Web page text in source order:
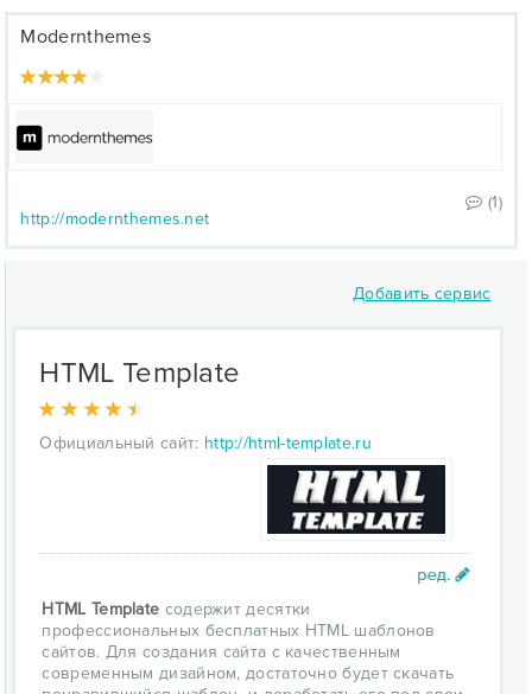
Modernthemes
(1)
http://modernthemes.net
Добавить сервис
HTML Template
Официальный сайт: http://html-template.ru
HTML Template содержит десятки
профессиональных бесплатных HTML шаблонов
сайтов. Для создания сайта с качественным
современным дизайном, достаточно будет скачать